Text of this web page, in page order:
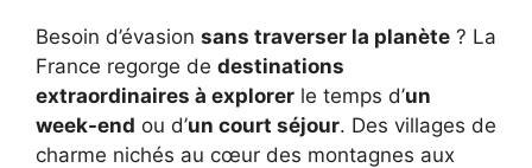
Besoin d’évasion sans traverser la planète ? La
France regorge de destinations
extraordinaires à explorer le temps d’un
week-end ou d’un court séjour. Des villages de
charme nichés au cœur des montagnes aux